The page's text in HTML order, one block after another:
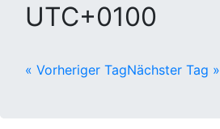
UTC+0100
« Vorheriger TagNächster Tag »